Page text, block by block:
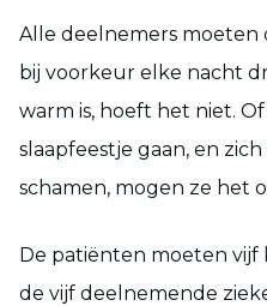
Alle deelnemers moeten
bij voorkeur elke nacht
warm is, hoeft het niet.
slaapfeestje gaan, en
schamen, mogen ze het
De patiënten moeten vijf
de vijf deelnemende